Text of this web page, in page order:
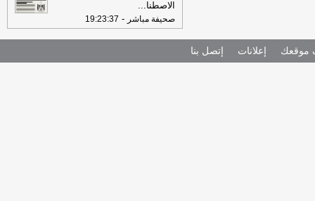
الاصطنا...
صحيفة مباشر -
19:23:37
موقعك إعلانات إتصل بنا